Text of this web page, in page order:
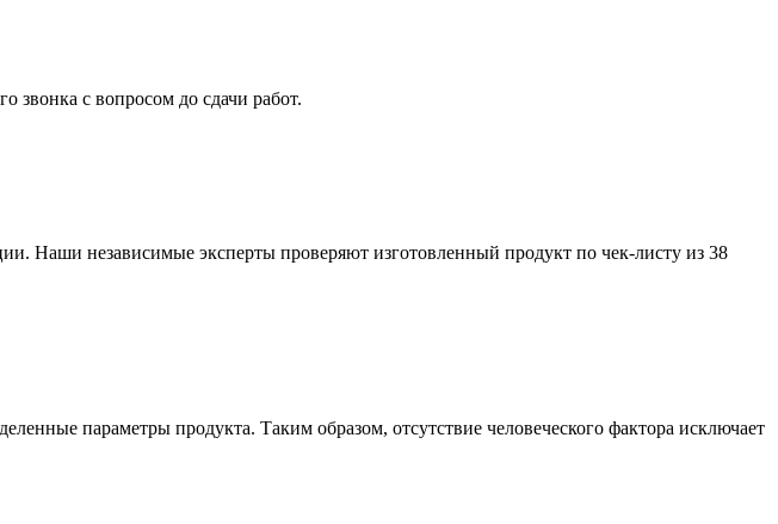
звонка с вопросом до сдачи работ.
Наши независимые эксперты проверяют изготовленный продукт по чек-листу из 38
параметры продукта. Таким образом, отсутствие человеческого фактора исключает